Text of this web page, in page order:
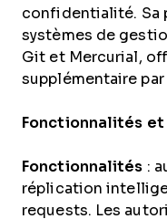
confidentialité. Sa
systèmes de
Git et Mercurial,
supplémentaire
Fonctionnalités
Fonctionnalités :
réplication
requests. Les